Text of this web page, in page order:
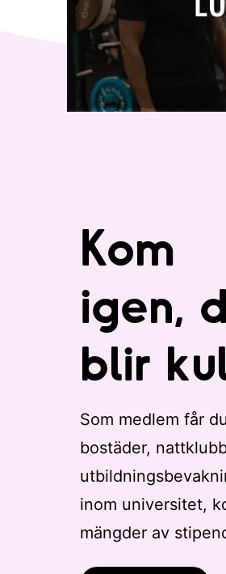
Kom
igen,
blir
Som medlem får
bostäder,
inom universitet,
mängder av